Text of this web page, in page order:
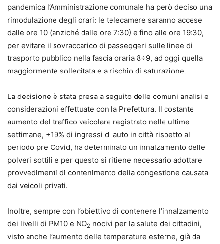
pandemica l’Amministrazione comunale ha però deciso una
rimodulazione degli orari: le telecamere saranno accese
dalle ore 10 (anziché dalle ore 7:30) e fino alle ore 19:30,
per evitare il sovraccarico di passeggeri sulle linee di
trasporto pubblico nella fascia oraria 8÷9, ad oggi quella
maggiormente sollecitata e a rischio di saturazione.
La decisione è stata presa a seguito delle comuni analisi e
considerazioni effettuate con la Prefettura. Il costante
aumento del traffico veicolare registrato nelle ultime
settimane, +19% di ingressi di auto in città rispetto al
periodo pre Covid, ha determinato un innalzamento delle
polveri sottili e per questo si ritiene necessario adottare
provvedimenti di contenimento della congestione causata
dai veicoli privati.
Inoltre, sempre con l’obiettivo di contenere l’innalzamento
dei livelli di PM10 e NO2 nocivi per la salute dei cittadini,
visto anche l’aumento delle temperature esterne, già da